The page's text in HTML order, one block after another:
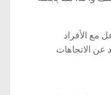
مع الأفراد
عن الاتجاهات